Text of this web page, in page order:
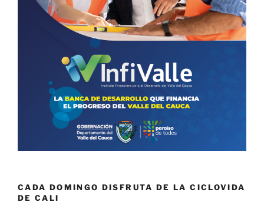
CADA DOMINGO DISFRUTA DE LA CICLOVIDA
DE CALI